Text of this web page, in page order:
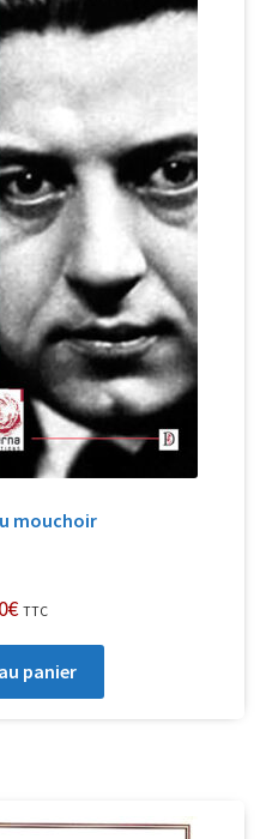
cookies
mouchoir
€ TTC
panier